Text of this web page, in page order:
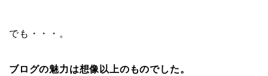
でも・・・。
ブログの魅力は想像以上のものでした。